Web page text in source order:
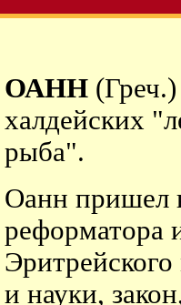
ОАНН
халдейских
рыба".
Оанн пришел
реформатора
и науки,